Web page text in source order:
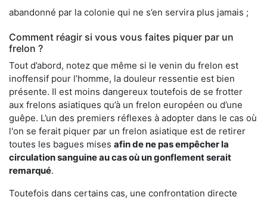
abandonné par la colonie qui ne s’en servira plus jamais ;
Comment réagir si vous vous faites piquer par un
frelon ?
Tout d’abord, notez que même si le venin du frelon est
inoffensif pour l’homme, la douleur ressentie est bien
présente. Il est moins dangereux toutefois de se frotter
aux frelons asiatiques qu’à un frelon européen ou d’une
guêpe. L’un des premiers réflexes à adopter dans le cas où
l'on se ferait piquer par un frelon asiatique est de retirer
toutes les bagues mises afin de ne pas empêcher la
circulation sanguine au cas où un gonflement serait
remarqué.
Toutefois dans certains cas, une confrontation directe